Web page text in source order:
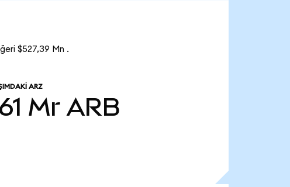
$527,39 Mn .
ARZ
Mr ARB